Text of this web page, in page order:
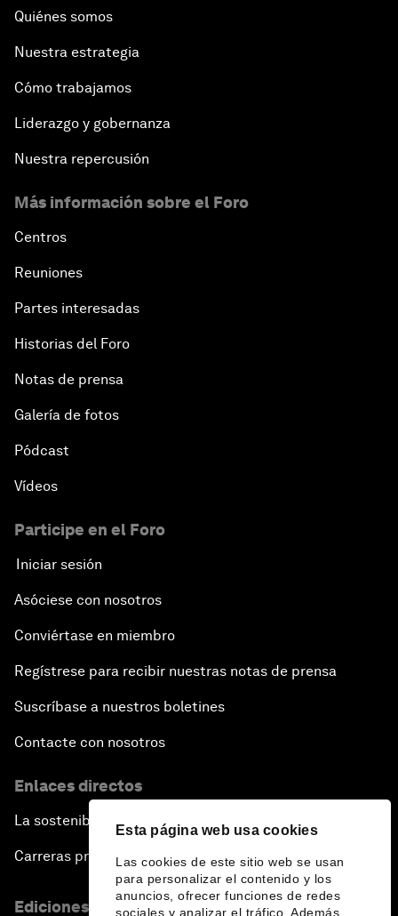
Esta página web usa cookies
Las cookies de este sitio web se usan
para personalizar el contenido y los
anuncios, ofrecer funciones de redes
sociales y analizar el tráfico. Además,
Quiénes somos
Nuestra estrategia
Cómo trabajamos
Liderazgo y gobernanza
Nuestra repercusión
Más información sobre el Foro
Centros
Reuniones
Partes interesadas
Historias del Foro
Notas de prensa
Galería de fotos
Pódcast
Vídeos
Participe en el Foro
Iniciar sesión
Asóciese con nosotros
Conviértase en miembro
Regístrese para recibir nuestras notas de prensa
Suscríbase a nuestros boletines
Contacte con nosotros
Enlaces directos
La sostenibilidad en el Foro
Carreras profesionales
Ediciones en otros idiomas